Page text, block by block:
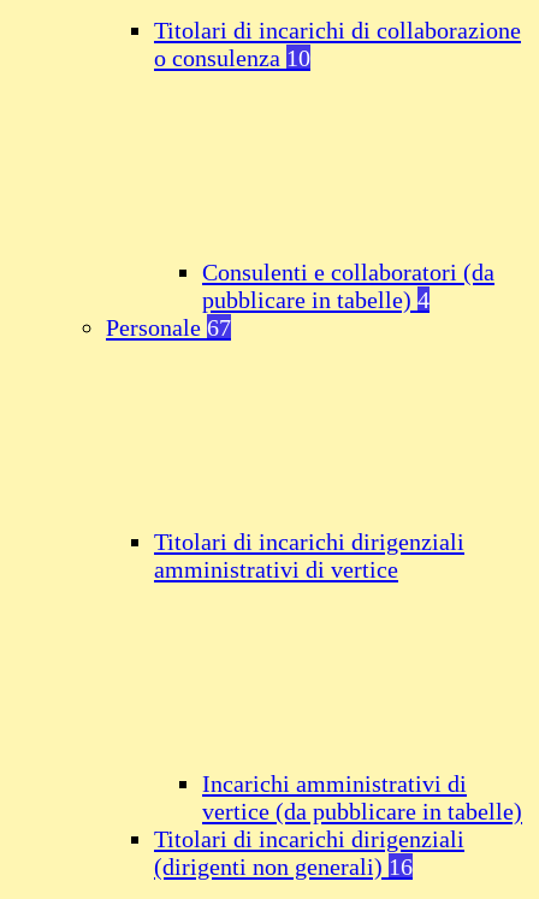
Titolari di incarichi di collaborazione
o consulenza 10
Consulenti e collaboratori (da
pubblicare in tabelle) 4
Personale 67
Titolari di incarichi dirigenziali
amministrativi di vertice
Incarichi amministrativi di
vertice (da pubblicare in tabelle)
Titolari di incarichi dirigenziali
(dirigenti non generali) 16